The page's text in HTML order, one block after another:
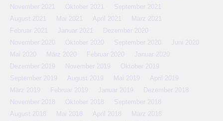
November 2021
Oktober 2021
September 2021
August 2021
Mai 2021 April 2021
März 2021
Februar 2021
Januar 2021
Dezember 2020
November 2020
Oktober 2020 September 2020
Juni 2020
Mai 2020
März 2020 Februar 2020
Januar 2020
Dezember 2019
November 2019
Oktober 2019
September 2019
August 2019 Mai 2019
April 2019
März 2019
Februar 2019 Januar 2019
Dezember 2018
November 2018
Oktober 2018
September 2018
August 2018
Mai 2018 April 2018
März 2018